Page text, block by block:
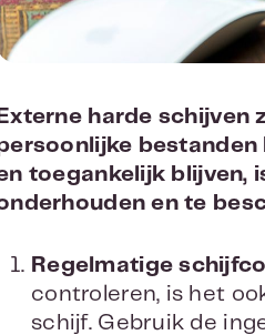
Externe harde schijven
toegankelijk blijven,
en te
Regelmatige
controleren, is het
schijf. Gebruik de